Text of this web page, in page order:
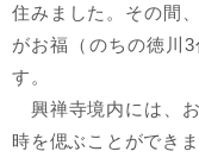
住みました。その間
がお福（のちの徳川
す。
興禅寺境内には、
時を偲ぶことができま